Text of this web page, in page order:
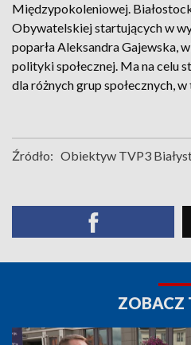
Międzypokoleniowej.
Obywatelskiej startujących w
poparła Aleksandra Gajewska,
polityki społecznej. Ma na celu
dla różnych grup społecznych,
Źródło: Obiektyw TVP3
ZOBACZ